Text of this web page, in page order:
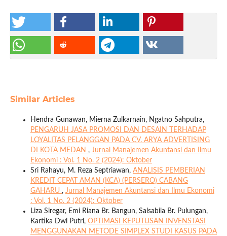
Similar Articles
Hendra Gunawan, Mierna Zulkarnain, Ngatno Sahputra,
PENGARUH JASA PROMOSI DAN DESAIN TERHADAP
LOYALITAS PELANGGAN PADA CV. ARYA ADVERTISING
DI KOTA MEDAN , Jurnal Manajemen Akuntansi dan Ilmu
Ekonomi : Vol. 1 No. 2 (2024): Oktober
Sri Rahayu, M. Reza Septriawan, ANALISIS PEMBERIAN
KREDIT CEPAT AMAN (KCA) (PERSERO) CABANG
GAHARU , Jurnal Manajemen Akuntansi dan Ilmu Ekonomi
: Vol. 1 No. 2 (2024): Oktober
Liza Siregar, Emi Riana Br. Bangun, Salsabila Br. Pulungan,
Kartika Dwi Putri, OPTIMASI KEPUTUSAN INVENSTASI
MENGGUNAKAN METODE SIMPLEX STUDI KASUS PADA